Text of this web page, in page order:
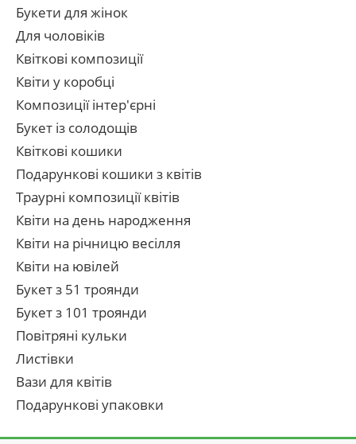
Букети для жінок
Для чоловіків
Квіткові композиції
Квіти у коробці
Композиції інтер'єрні
Букет із солодощів
Квіткові кошики
Подарункові кошики з квітів
Траурні композиції квітів
Квіти на день народження
Квіти на річницю весілля
Квіти на ювілей
Букет з 51 троянди
Букет з 101 троянди
Повітряні кульки
Листівки
Вази для квітів
Подарункові упаковки